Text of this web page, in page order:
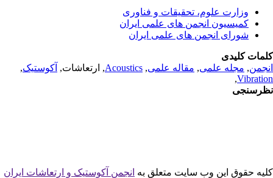
وزارت علوم، تحقیقات و فناوری
کمیسیون انجمن های علمی ایران
شورای انجمن های علمی ایران
کلیدی
,مجله علمی, مقاله علمی,
Acoustics, ارتعاشات,آکوستیک,
,
حقوق این وب سایت متعلق بهانجمن آکوستیک و ارتعاشات ایران